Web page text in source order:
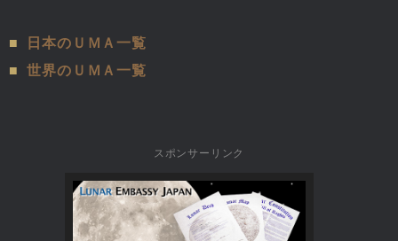
■
日本のＵＭＡ一覧
■
世界のＵＭＡ一覧
スポンサーリンク